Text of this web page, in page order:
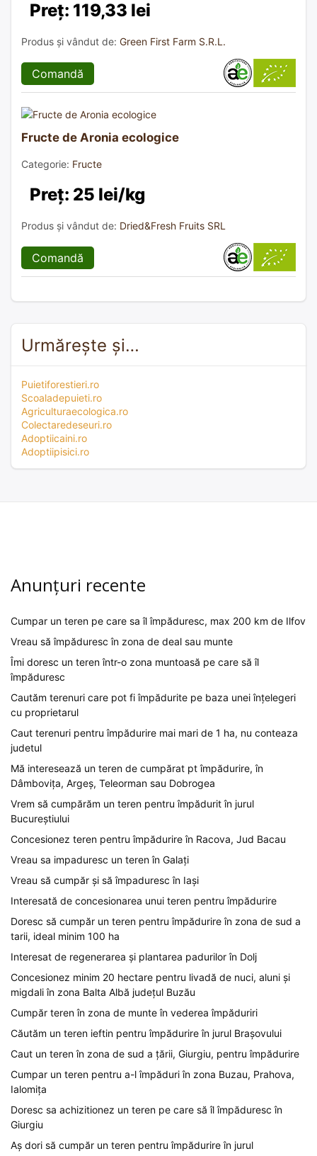
Preț: 119,33 lei
Produs și vândut de: Green First Farm S.R.L.
Comandă
Fructe de Aronia ecologice
Categorie: Fructe
Preț: 25 lei/kg
Produs și vândut de: Dried&Fresh Fruits SRL
Comandă
Urmărește și…
Puietiforestieri.ro
Scoaladepuieti.ro
Agriculturaecologica.ro
Colectaredeseuri.ro
Adoptiicaini.ro
Adoptiipisici.ro
Anunțuri recente
Cumpar un teren pe care sa îl împăduresc, max 200 km de Ilfov
Vreau să împăduresc în zona de deal sau munte
Îmi doresc un teren într-o zona muntoasă pe care să îl
împăduresc
Cautăm terenuri care pot fi împădurite pe baza unei înțelegeri
cu proprietarul
Caut terenuri pentru împădurire mai mari de 1 ha, nu conteaza
judetul
Mă interesează un teren de cumpărat pt împădurire, în
Dâmbovița, Argeș, Teleorman sau Dobrogea
Vrem să cumpărăm un teren pentru împădurit în jurul
Bucureștiului
Concesionez teren pentru împădurire în Racova, Jud Bacau
Vreau sa impaduresc un teren în Galați
Vreau să cumpăr și să împaduresc în Iași
Interesată de concesionarea unui teren pentru împădurire
Doresc să cumpăr un teren pentru împădurire în zona de sud a
tarii, ideal minim 100 ha
Interesat de regenerarea și plantarea padurilor în Dolj
Concesionez minim 20 hectare pentru livadă de nuci, aluni și
migdali în zona Balta Albă județul Buzău
Cumpăr teren în zona de munte în vederea împăduriri
Căutăm un teren ieftin pentru împădurire în jurul Brașovului
Caut un teren în zona de sud a țării, Giurgiu, pentru împădurire
Cumpar un teren pentru a-l împăduri în zona Buzau, Prahova,
Ialomița
Doresc sa achizitionez un teren pe care să îl împăduresc în
Giurgiu
Aș dori să cumpăr un teren pentru împădurire în jurul